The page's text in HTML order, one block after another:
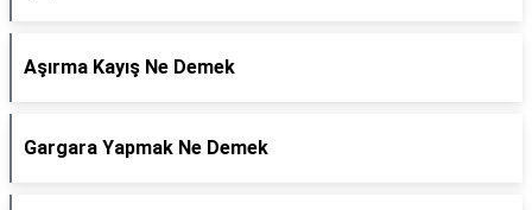
Aşırma Kayış Ne Demek
Gargara Yapmak Ne Demek